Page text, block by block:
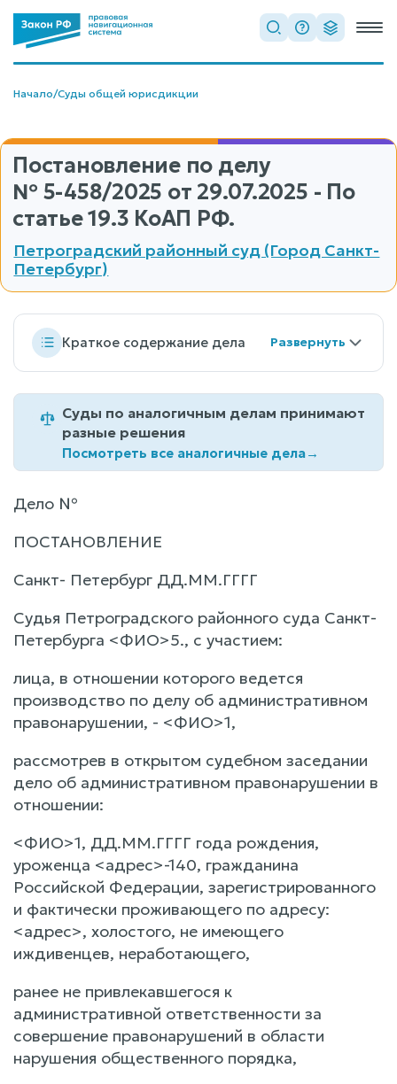
Начало/Суды общей юрисдикции
Постановление по делу
№ 5-458/2025 от 29.07.2025 - По
статье 19.3 КоАП РФ.
Петроградский районный суд (Город Санкт-
Петербург)
Краткое содержание дела
Суды по аналогичным делам принимают
разные решения
Посмотреть все аналогичные дела→
Дело №
ПОСТАНОВЛЕНИЕ
Санкт- Петербург ДД.ММ.ГГГГ
Судья Петроградского районного суда Санкт-
Петербурга <ФИО>5., с участием:
лица, в отношении которого ведется
производство по делу об административном
правонарушении, - <ФИО>1,
рассмотрев в открытом судебном заседании
дело об административном правонарушении в
отношении:
<ФИО>1, ДД.ММ.ГГГГ года рождения,
уроженца <адрес>-140, гражданина
Российской Федерации, зарегистрированного
и фактически проживающего по адресу:
<адрес>, холостого, не имеющего
иждивенцев, неработающего,
ранее не привлекавшегося к
административной ответственности за
совершение правонарушений в области
нарушения общественного порядка,